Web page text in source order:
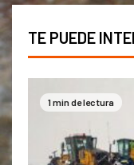
TE PUEDE
1 min de lectura